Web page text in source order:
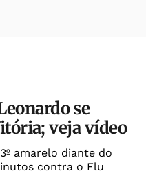
se
veja vídeo
amarelo diante do
contra o Flu